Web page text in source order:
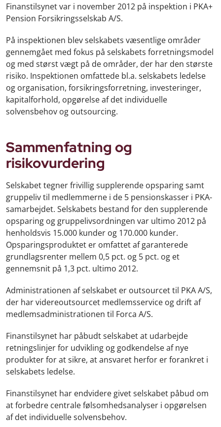
Finanstilsynet var i november 2012 på inspektion i PKA+
Pension Forsikringsselskab A/S.
På inspektionen blev selskabets væsentlige områder
gennemgået med fokus på selskabets forretningsmodel
og med størst vægt på de områder, der har den største
risiko. Inspektionen omfattede bl.a. selskabets ledelse
og organisation, forsikringsforretning, investeringer,
kapitalforhold, opgørelse af det individuelle
solvensbehov og outsourcing.
Sammenfatning og
risikovurdering
Selskabet tegner frivillig supplerende opsparing samt
gruppeliv til medlemmerne i de 5 pensionskasser i PKA-
samarbejdet. Selskabets bestand for den supplerende
opsparing og gruppelivsordningen var ultimo 2012 på
henholdsvis 15.000 kunder og 170.000 kunder.
Opsparingsproduktet er omfattet af garanterede
grundlagsrenter mellem 0,5 pct. og 5 pct. og et
gennemsnit på 1,3 pct. ultimo 2012.
Administrationen af selskabet er outsourcet til PKA A/S,
der har videreoutsourcet medlemsservice og drift af
medlemsadministrationen til Forca A/S.
Finanstilsynet har påbudt selskabet at udarbejde
retningslinjer for udvikling og godkendelse af nye
produkter for at sikre, at ansvaret herfor er forankret i
selskabets ledelse.
Finanstilsynet har endvidere givet selskabet påbud om
at forbedre centrale følsomhedsanalyser i opgørelsen
af det individuelle solvensbehov.